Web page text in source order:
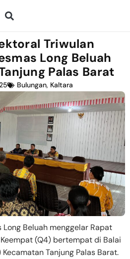
Triwulan
Long Beluah
Palas Barat
Bulungan, Kaltara
Long Beluah menggelar Rapat
(Q4) bertempat di Balai
Tanjung Palas Barat.